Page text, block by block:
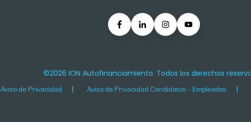
©2026 ION Autofinanciamiento. Todos los derechos
Aviso de Privacidad Aviso de Privacidad Candidatos - Empleados